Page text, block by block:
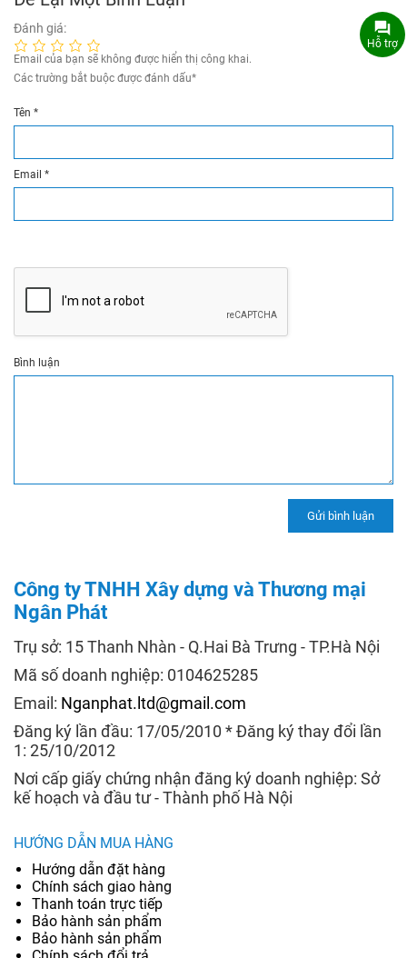
Đánh giá:
Email của bạn sẽ không được hiển thị công khai.
Các trường bắt buộc được đánh dấu*
Tên *
Email *
Bình luận
Công ty TNHH Xây dựng và Thương mại
Ngân Phát
Trụ sở: 15 Thanh Nhàn - Q.Hai Bà Trưng - TP.Hà Nội
Mã số doanh nghiệp: 0104625285
Email: Nganphat.ltd@gmail.com
Đăng ký lần đầu: 17/05/2010 * Đăng ký thay đổi lần
1: 25/10/2012
Nơi cấp giấy chứng nhận đăng ký doanh nghiệp: Sở
kế hoạch và đầu tư - Thành phố Hà Nội
HƯỚNG DẪN MUA HÀNG
Hướng dẫn đặt hàng
Chính sách giao hàng
Thanh toán trực tiếp
Bảo hành sản phẩm
Bảo hành sản phẩm
Hỗ trợ